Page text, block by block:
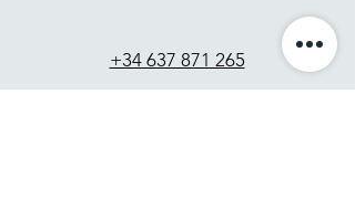
+34 637 871 265